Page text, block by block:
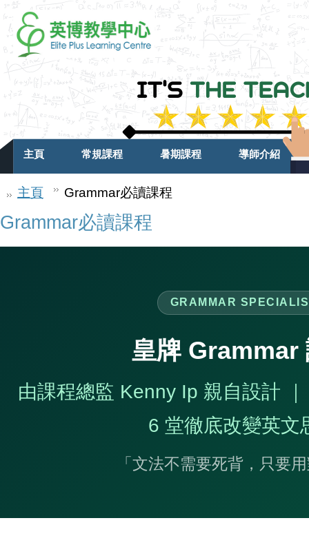
主頁 常規課程 暑期課程 導師介紹
主頁 Grammar必讀課程
Grammar必讀課程
GRAMMAR
皇牌 Grammar
由課程總監 Kenny Ip 親自設計
6 堂徹底改變英文
「文法不需要死背，只要